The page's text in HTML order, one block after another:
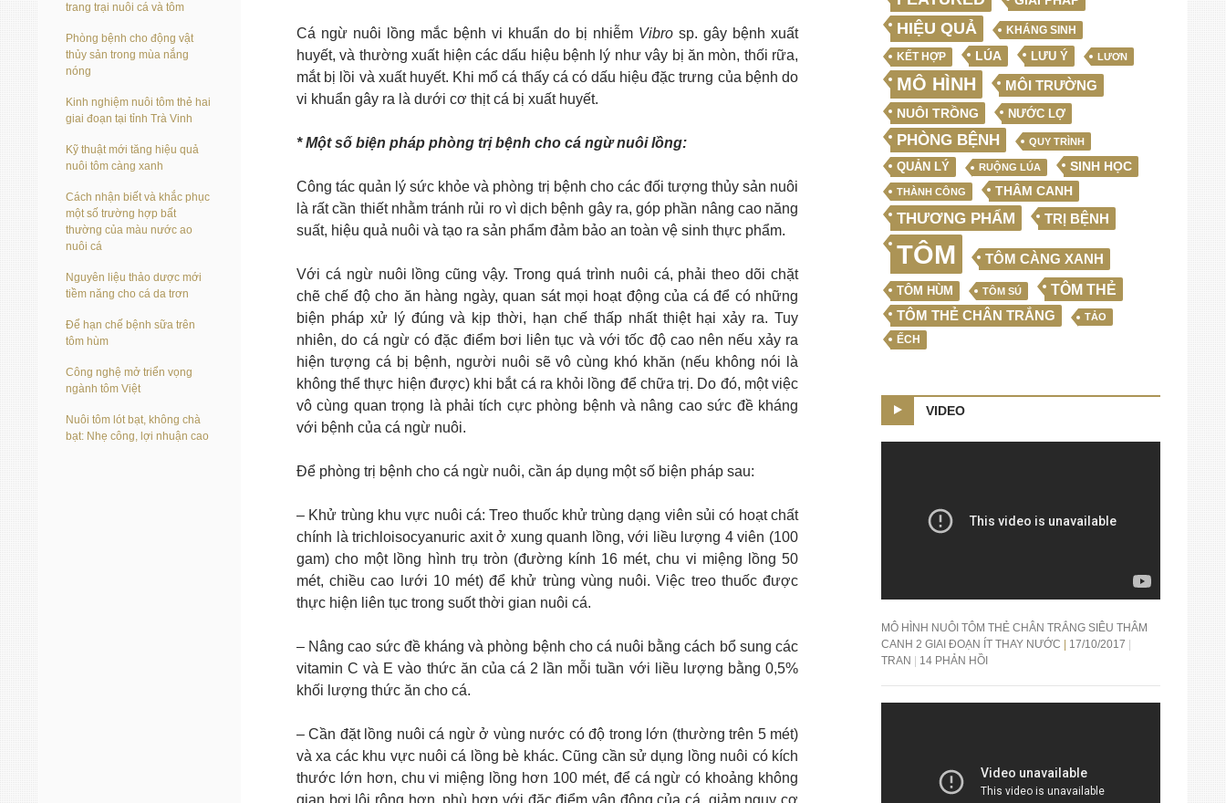
Cá ngừ nuôi lồng mắc bệnh vi khuẩn do bị nhiễm Vibro sp. gây bệnh xuất
huyết, và thường xuất hiện các dấu hiệu bệnh lý như vây bị ăn mòn, thối rữa,
mắt bị lồi và xuất huyết. Khi mổ cá thấy cá có dấu hiệu đặc trưng của bệnh do
vi khuẩn gây ra là dưới cơ thịt cá bị xuất huyết.
* Một số biện pháp phòng trị bệnh cho cá ngừ nuôi lồng:
Công tác quản lý sức khỏe và phòng trị bệnh cho các đối tượng thủy sản nuôi
là rất cần thiết nhằm tránh rủi ro vì dịch bệnh gây ra, góp phần nâng cao năng
suất, hiệu quả nuôi và tạo ra sản phẩm đảm bảo an toàn vệ sinh thực phẩm.
Với cá ngừ nuôi lồng cũng vậy. Trong quá trình nuôi cá, phải theo dõi chặt
chẽ chế độ cho ăn hàng ngày, quan sát mọi hoạt động của cá để có những
biện pháp xử lý đúng và kịp thời, hạn chế thấp nhất thiệt hại xảy ra. Tuy
nhiên, do cá ngừ có đặc điểm bơi liên tục và với tốc độ cao nên nếu xảy ra
hiện tượng cá bị bệnh, người nuôi sẽ vô cùng khó khăn (nếu không nói là
không thể thực hiện được) khi bắt cá ra khỏi lồng để chữa trị. Do đó, một việc
vô cùng quan trọng là phải tích cực phòng bệnh và nâng cao sức đề kháng
với bệnh của cá ngừ nuôi.
Để phòng trị bệnh cho cá ngừ nuôi, cần áp dụng một số biện pháp sau:
– Khử trùng khu vực nuôi cá: Treo thuốc khử trùng dạng viên sủi có hoạt chất
chính là trichloisocyanuric axit ở xung quanh lồng, với liều lượng 4 viên (100
gam) cho một lồng hình trụ tròn (đường kính 16 mét, chu vi miệng lồng 50
mét, chiều cao lưới 10 mét) để khử trùng vùng nuôi. Việc treo thuốc được
thực hiện liên tục trong suốt thời gian nuôi cá.
– Nâng cao sức đề kháng và phòng bệnh cho cá nuôi bằng cách bổ sung các
vitamin C và E vào thức ăn của cá 2 lần mỗi tuần với liều lượng bằng 0,5%
khối lượng thức ăn cho cá.
– Cần đặt lồng nuôi cá ngừ ở vùng nước có độ trong lớn (thường trên 5 mét)
và xa các khu vực nuôi cá lồng bè khác. Cũng cần sử dụng lồng nuôi có kích
thước lớn hơn, chu vi miệng lồng hơn 100 mét, để cá ngừ có khoảng không
gian bơi lội rộng hơn, phù hợp với đặc điểm vận động của cá, giảm nguy cơ
HIỆU QUẢ KHÁNG SINH
KẾT HỢP LÚA LƯU Ý LƯƠN
MÔ HÌNH MÔI TRƯỜNG
NUÔI TRỒNG NƯỚC LỢ
PHÒNG BỆNH QUY TRÌNH
QUẢN LÝ RUỘNG LÚA SINH HỌC
THÀNH CÔNG THÂM CANH
THƯƠNG PHẨM TRỊ BỆNH
TÔM TÔM CÀNG XANH
TÔM HÙM TÔM SÚ TÔM THẺ
TÔM THẺ CHÂN TRẮNG TẢO
ẾCH
VIDEO
MÔ HÌNH NUÔI TÔM THẺ CHÂN TRẮNG SIÊU THÂM
CANH 2 GIAI ĐOẠN ÍT THAY NƯỚC
17/10/2017
TRAN
14 PHẢN HỒI
trang trại nuôi cá và tôm
Phòng bệnh cho động vật
thủy sản trong mùa nắng
nóng
Kinh nghiệm nuôi tôm thẻ hai
giai đoạn tại tỉnh Trà Vinh
Kỹ thuật mới tăng hiệu quả
nuôi tôm càng xanh
Cách nhận biết và khắc phục
một số trường hợp bất
thường của màu nước ao
nuôi cá
Nguyên liệu thảo dược mới
tiềm năng cho cá da trơn
Để hạn chế bệnh sữa trên
tôm hùm
Công nghệ mở triển vọng
ngành tôm Việt
Nuôi tôm lót bạt, không chà
bạt: Nhẹ công, lợi nhuận cao